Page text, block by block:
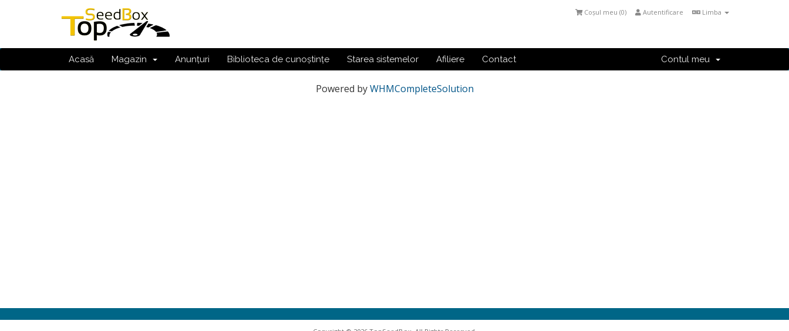
Limba
Autentificare
Coșul meu (0)
Acasă Magazin Anunțuri Biblioteca de cunoștințe Starea sistemelor Afiliere Contact Contul meu
Powered byWHMCompleteSolution